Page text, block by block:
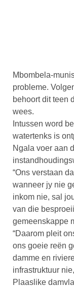
Mbombela-
probleme.
behoort dit teen
wees.
Intussen word
watertenks is
Ngala voer aan
“Ons verstaan
wanneer jy nie
inkom nie, sal
van die
gemeenskappe
“Daarom pleit
ons goeie reën
damme en
infrastruktuur
Plaaslike